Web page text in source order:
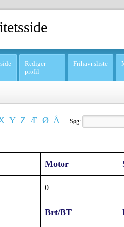
Rediger
profil
Frihavnsliste
Y Z Æ Ø Å Søg:
Motor
0
Brt/BT